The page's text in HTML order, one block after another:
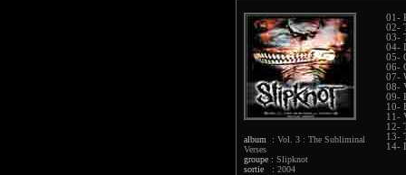
album : Vol. 3 : The Subliminal
Verses
groupe : Slipknot
sortie : 2004
01-
02-
03-
04-
05-
06-
07-
08-
09-
10-
11-
12-
13-
14-